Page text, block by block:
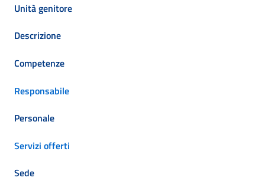
Unità genitore
Descrizione
Competenze
Responsabile
Personale
Servizi offerti
Sede